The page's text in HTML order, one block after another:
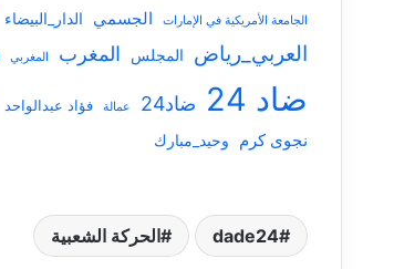
الجامعة الأمريكية في الإمارات الجسمي الدار_البيضاء
العربي_رياض المجلس المغرب المغربي
ضاد 24 ضاد24 عمالة فؤاد عبدالواحد
نجوى كرم وحيد_مبارك
dade24 الحركة الشعبية